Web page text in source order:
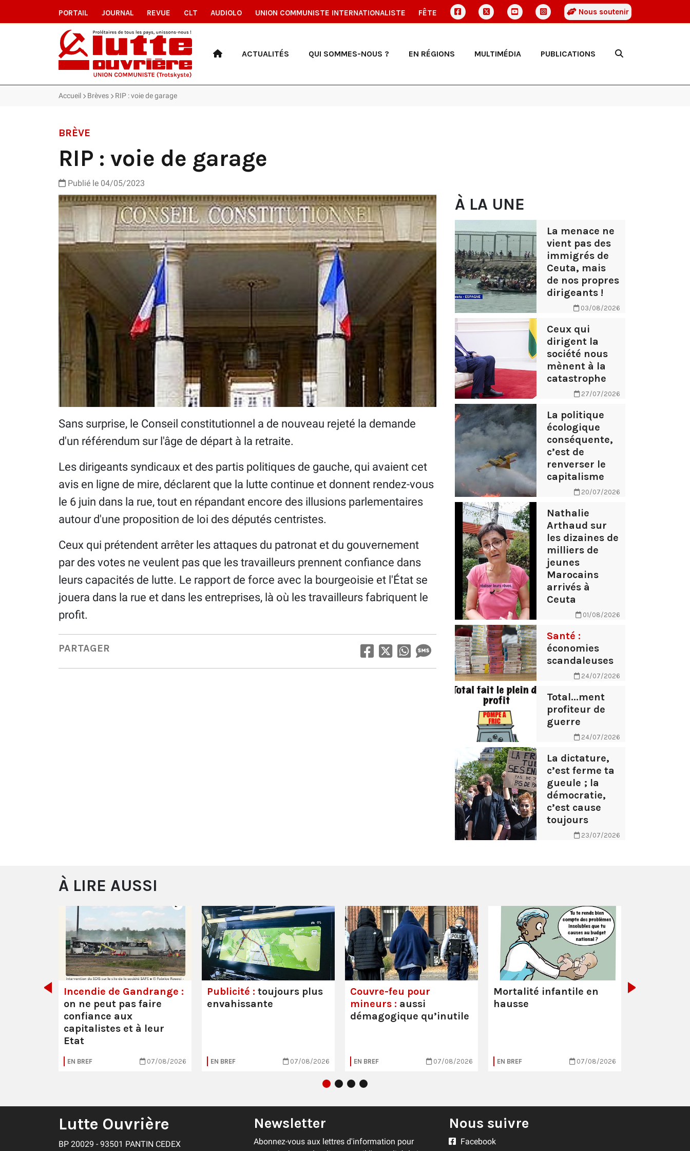
PORTAIL JOURNAL REVUE CLT AUDIOLO UNION COMMUNISTE INTERNATIONALISTE FÊTE Nous soutenir
ACTUALITÉS QUI SOMMES-NOUS ? EN RÉGIONS MULTIMÉDIA PUBLICATIONS
Accueil Brèves RIP : voie de garage
BRÈVE
RIP : voie de garage
Publié le 04/05/2023
Sans surprise, le Conseil constitutionnel a de nouveau rejeté la demande
d'un référendum sur l'âge de départ à la retraite.
Les dirigeants syndicaux et des partis politiques de gauche, qui avaient cet
avis en ligne de mire, déclarent que la lutte continue et donnent rendez-vous
le 6 juin dans la rue, tout en répandant encore des illusions parlementaires
autour d'une proposition de loi des députés centristes.
Ceux qui prétendent arrêter les attaques du patronat et du gouvernement
par des votes ne veulent pas que les travailleurs prennent confiance dans
leurs capacités de lutte. Le rapport de force avec la bourgeoisie et l'État se
jouera dans la rue et dans les entreprises, là où les travailleurs fabriquent le
profit.
PARTAGER
À LA UNE
La menace ne
vient pas des
immigrés de
Ceuta, mais
de nos propres
dirigeants !
03/08/2026
Ceux qui
dirigent la
société nous
mènent à la
catastrophe
27/07/2026
La politique
écologique
conséquente,
c’est de
renverser le
capitalisme
20/07/2026
Nathalie
Arthaud sur
les dizaines de
milliers de
jeunes
Marocains
arrivés à
Ceuta
01/08/2026
Santé :
économies
scandaleuses
24/07/2026
Total...ment
profiteur de
guerre
24/07/2026
La dictature,
c’est ferme ta
gueule ; la
démocratie,
c’est cause
toujours
23/07/2026
À LIRE AUSSI
Incendie de Gandrange :
on ne peut pas faire
confiance aux
capitalistes et à leur
Etat
EN BREF 07/08/2026
Publicité : toujours plus
envahissante
EN BREF 07/08/2026
Couvre-feu pour
mineurs : aussi
démagogique qu’inutile
EN BREF 07/08/2026
Mortalité infantile en
hausse
EN BREF 07/08/2026
Lutte Ouvrière
BP 20029 - 93501 PANTIN CEDEX
Newsletter
Abonnez-vous aux lettres d'information pour
Nous suivre
Facebook